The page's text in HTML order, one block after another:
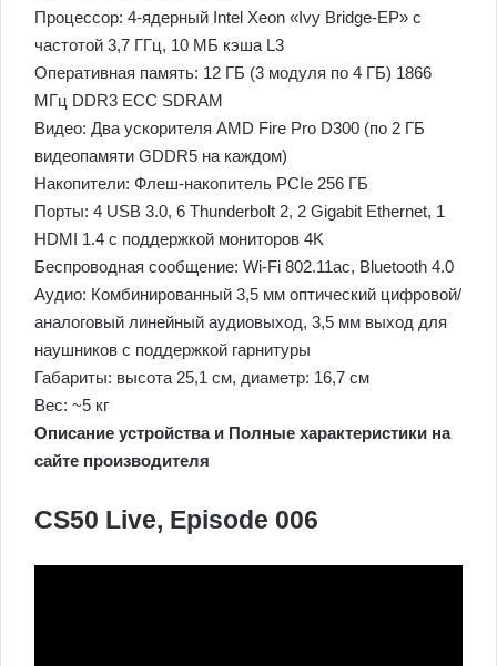
Процессор: 4-ядерный Intel Xeon «Ivy Bridge-EP» с
частотой 3,7 ГГц, 10 МБ кэша L3
Оперативная память: 12 ГБ (3 модуля по 4 ГБ) 1866
МГц DDR3 ECC SDRAM
Видео: Два ускорителя AMD Fire Pro D300 (по 2 ГБ
видеопамяти GDDR5 на каждом)
Накопители: Флеш-накопитель PCIe 256 ГБ
Порты: 4 USB 3.0, 6 Thunderbolt 2, 2 Gigabit Ethernet, 1
HDMI 1.4 с поддержкой мониторов 4K
Беспроводная сообщение: Wi-Fi 802.11ac, Bluetooth 4.0
Аудио: Комбинированный 3,5 мм оптический цифровой/
аналоговый линейный аудиовыход, 3,5 мм выход для
наушников с поддержкой гарнитуры
Габариты: высота 25,1 см, диаметр: 16,7 см
Вес: ~5 кг
Описание устройства и Полные характеристики на
сайте производителя
CS50 Live, Episode 006